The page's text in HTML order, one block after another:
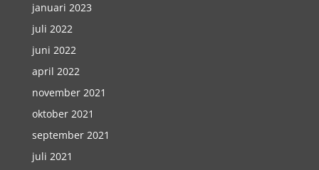
januari 2023
juli 2022
juni 2022
april 2022
november 2021
oktober 2021
september 2021
juli 2021